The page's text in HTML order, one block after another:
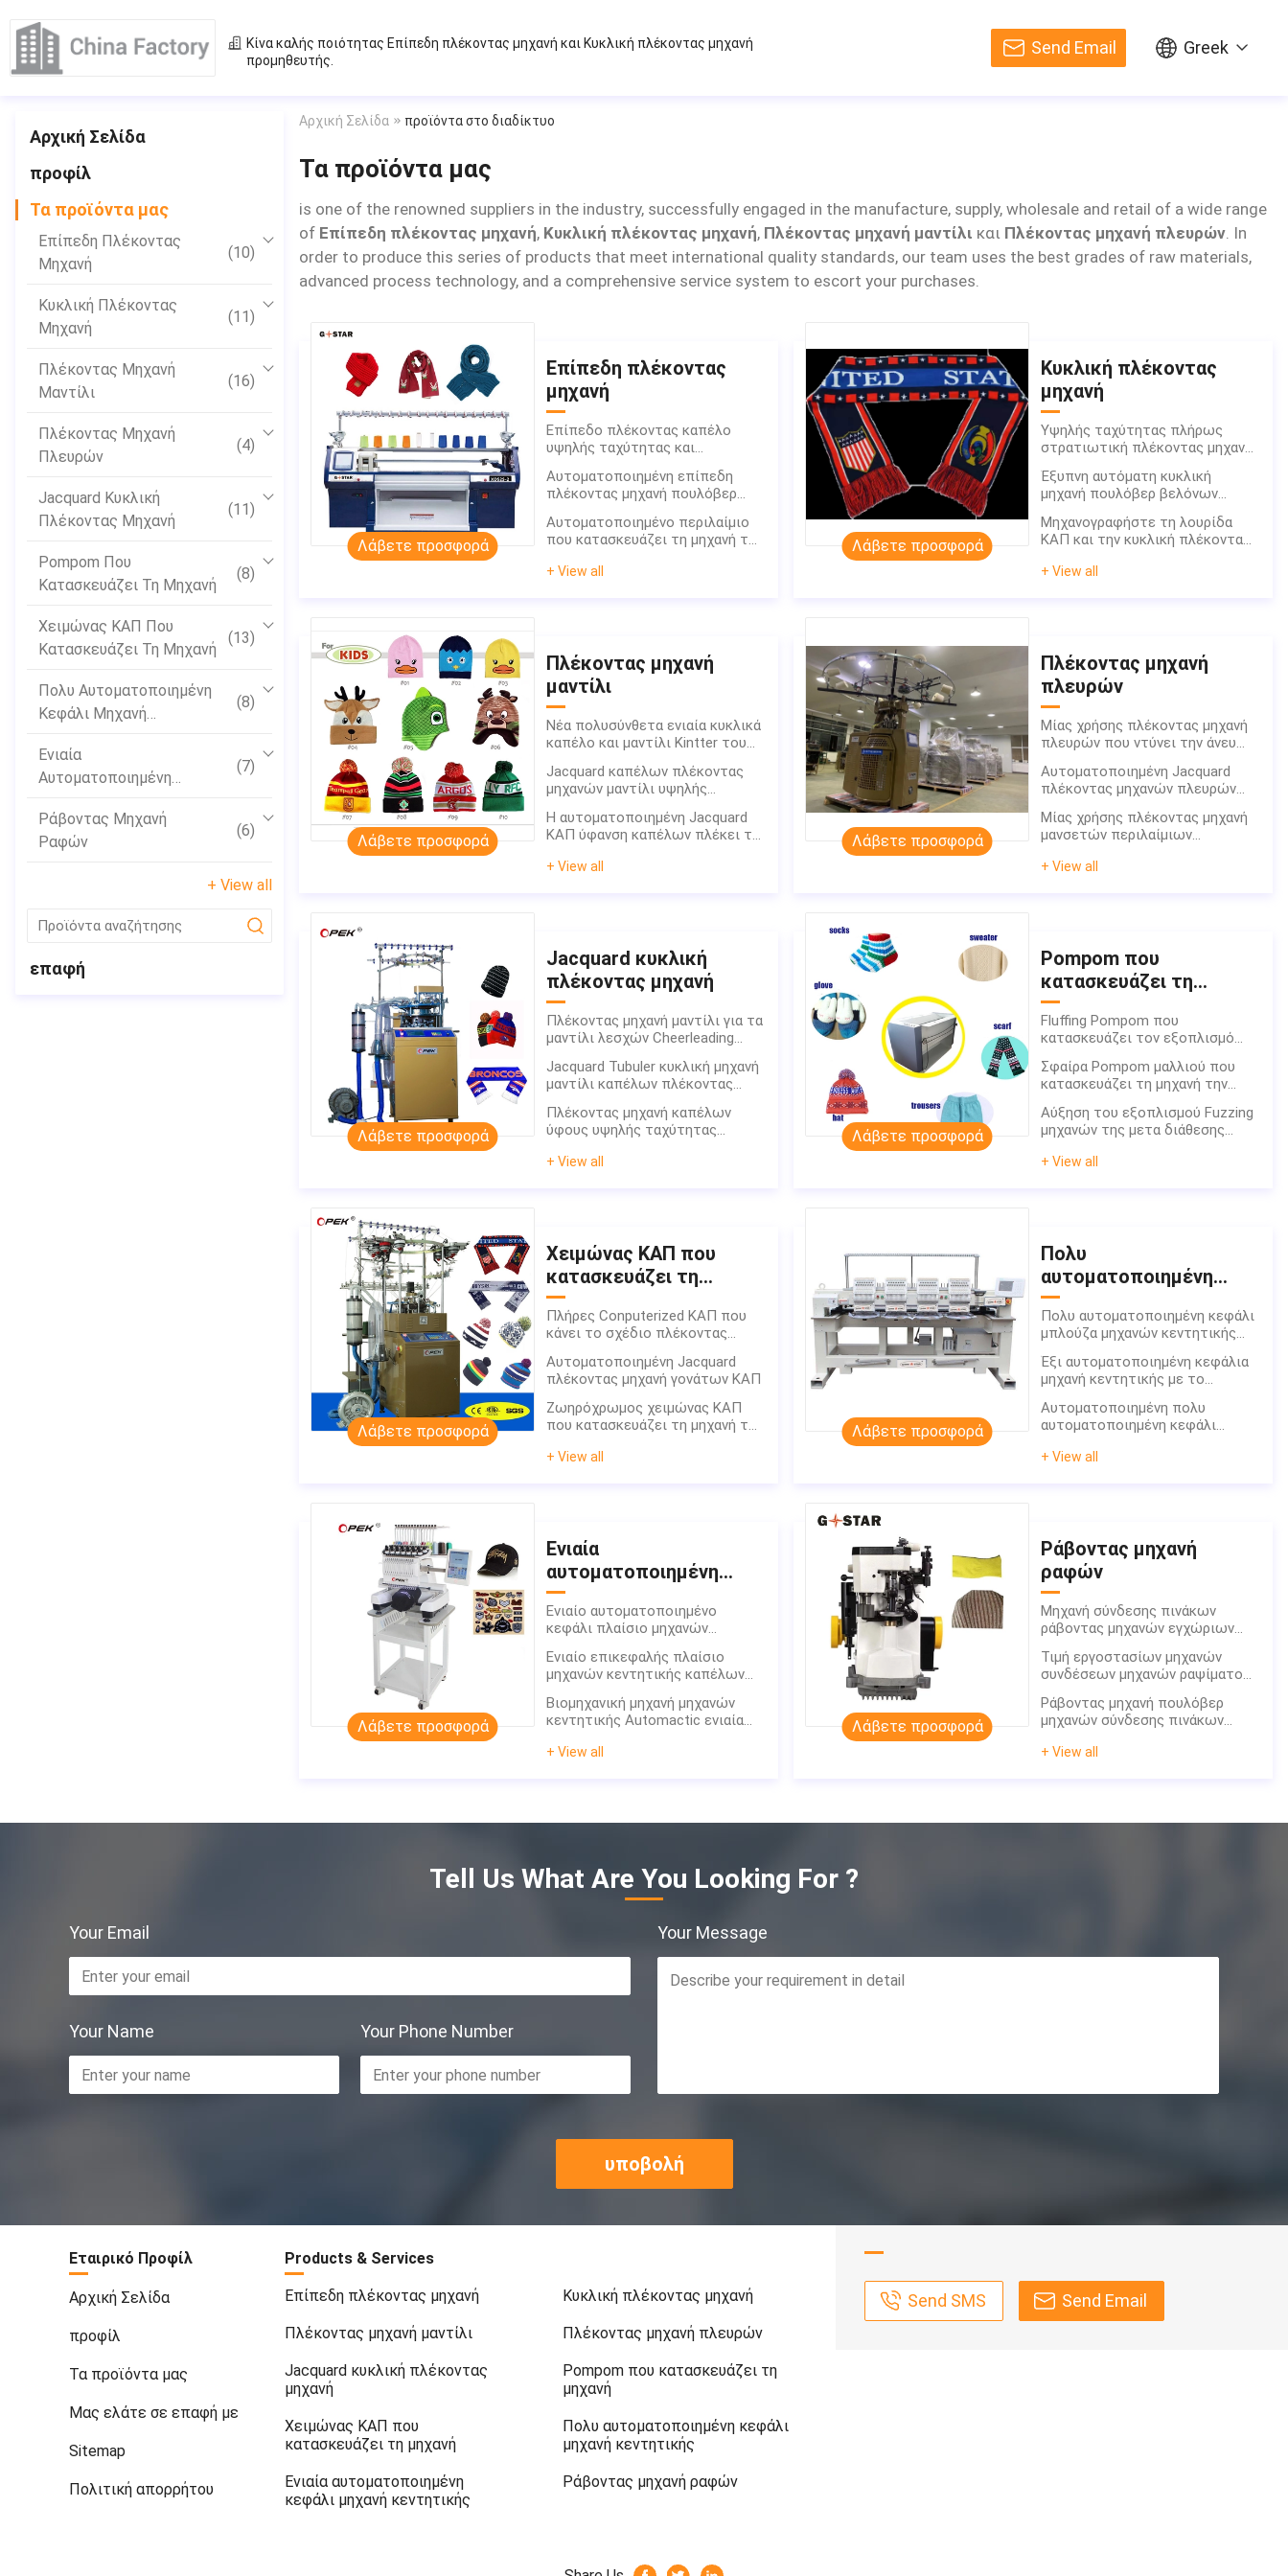
Κίνα καλής ποιότητας Επίπεδη πλέκοντας μηχανή και Κυκλική πλέκοντας μηχανή
προμηθευτής.
Greek
Send Email
Αρχική Σελίδα
προφίλ
Τα προϊόντα μας
Επίπεδη Πλέκοντας
Μηχανή
(10)
Κυκλική Πλέκοντας
Μηχανή
(11)
Πλέκοντας Μηχανή
Μαντίλι
(16)
Πλέκοντας Μηχανή
Πλευρών
(4)
Jacquard Κυκλική
Πλέκοντας Μηχανή
(11)
Pompom Που
Κατασκευάζει Τη Μηχανή
(8)
Χειμώνας ΚΑΠ Που
Κατασκευάζει Τη Μηχανή
(13)
Πολυ Αυτοματοποιημένη
Κεφάλι Μηχανή
(8)
Ενιαία
Αυτοματοποιημένη
Κεντητικής
(7)
Ράβοντας Μηχανή
Ραφών
(6)
+ View all
submit
επαφή
Αρχική Σελίδα προϊόντα στο διαδίκτυο
Τα προϊόντα μας
is one of the renowned suppliers in the industry, successfully engaged in the manufacture, supply, wholesale and retail of a wide range
of Επίπεδη πλέκοντας μηχανή, Κυκλική πλέκοντας μηχανή, Πλέκοντας μηχανή μαντίλι και Πλέκοντας μηχανή πλευρών. In
order to produce this series of products that meet international quality standards, our team uses the best grades of raw materials,
advanced process technology, and a comprehensive service system to escort your purchases.
Επίπεδη πλέκοντας
μηχανή
Επίπεδο πλέκοντας καπέλο
υψηλής ταχύτητας και
Αυτοματοποιημένη επίπεδη
πλέκοντας μηχανή πουλόβερ
Αυτοματοποιημένο περιλαίμιο
που κατασκευάζει τη μηχανή το
+ View all
Λάβετε προσφορά
Κυκλική πλέκοντας
μηχανή
Υψηλής ταχύτητας πλήρως
στρατιωτική πλέκοντας μηχανή
κυκλική
Έξυπνη αυτόματη κυκλική
μηχανή πουλόβερ βελόνων
πλήρως
Μηχανογραφήστε τη λουρίδα
ΚΑΠ και την κυκλική πλέκοντας
+ View all
Λάβετε προσφορά
Πλέκοντας μηχανή
μαντίλι
Νέα πολυσύνθετα ενιαία κυκλικά
καπέλο και μαντίλι Kintter του
Jacquard καπέλων πλέκοντας
μηχανών μαντίλι υψηλής
μηχανή
Η αυτοματοποιημένη Jacquard
ΚΑΠ ύφανση καπέλων πλέκει τη
+ View all
Λάβετε προσφορά
Πλέκοντας μηχανή
πλευρών
Μίας χρήσης πλέκοντας μηχανή
πλευρών που ντύνει την άνευ
Neckline
Αυτοματοποιημένη Jacquard
πλέκοντας μηχανών πλευρών
πλέκοντας μηχανή Mayer
Μίας χρήσης πλέκοντας μηχανή
μανσετών περιλαίμιων
+ View all
Λάβετε προσφορά
Jacquard κυκλική
πλέκοντας μηχανή
Πλέκοντας μηχανή μαντίλι για τα
μαντίλι λεσχών Cheerleading
Jacquard Tubuler κυκλική μηχανή
μαντίλι καπέλων πλέκοντας
Πλέκοντας μηχανή καπέλων
ύφους υψηλής ταχύτητας
+ View all
Λάβετε προσφορά
Pompom που
κατασκευάζει τη
μηχανή
Fluffing Pompom που
κατασκευάζει τον εξοπλισμό
διάθεσης
κλωστοϋφαντουργικών
προϊόντων
Σφαίρα Pompom μαλλιού που
κατασκευάζει τη μηχανή την
Αύξηση του εξοπλισμού Fuzzing
μηχανών της μετα διάθεσης
προϊόντων
+ View all
Λάβετε προσφορά
Χειμώνας ΚΑΠ που
κατασκευάζει τη
μηχανή
Πλήρες Conputerized ΚΑΠ που
κάνει το σχέδιο πλέκοντας
Αυτοματοποιημένη Jacquard
πλέκοντας μηχανή γονάτων ΚΑΠ
Ζωηρόχρωμος χειμώνας ΚΑΠ
που κατασκευάζει τη μηχανή την
πλέκοντας μηχανή καπέλων
+ View all
Λάβετε προσφορά
Πολυ
αυτοματοποιημένη
κεφάλι μηχανή
κεντητικής
Πολυ αυτοματοποιημένη κεφάλι
μπλούζα μηχανών κεντητικής
Έξι αυτοματοποιημένη κεφάλια
μηχανή κεντητικής με το
Αυτοματοποιημένη πολυ
αυτοματοποιημένη κεφάλι
+ View all
Λάβετε προσφορά
Ενιαία
αυτοματοποιημένη
κεφάλι μηχανή
κεντητικής
Ενιαίο αυτοματοποιημένο
κεφάλι πλαίσιο μηχανών
περιοχής
Ενιαίο επικεφαλής πλαίσιο
μηχανών κεντητικής καπέλων
Βιομηχανική μηχανή μηχανών
κεντητικής Automactic ενιαία
+ View all
Λάβετε προσφορά
Ράβοντας μηχανή
ραφών
Μηχανή σύνδεσης πινάκων
ράβοντας μηχανών εγχώριων
Τιμή εργοστασίων μηχανών
συνδέσεων μηχανών ραψίματος
Ράβοντας μηχανή πουλόβερ
μηχανών σύνδεσης πινάκων
+ View all
Λάβετε προσφορά
Tell Us What Are You Looking For ?
Your Email
Your Name Your Phone Number
Your Message
υποβολή
Εταιρικό Προφίλ
Αρχική Σελίδα
προφίλ
Τα προϊόντα μας
Μας ελάτε σε επαφή με
Sitemap
Πολιτική απορρήτου
Products & Services
Επίπεδη πλέκοντας μηχανή Κυκλική πλέκοντας μηχανή
Πλέκοντας μηχανή μαντίλι Πλέκοντας μηχανή πλευρών
Jacquard κυκλική πλέκοντας
μηχανή
Pompom που κατασκευάζει τη
μηχανή
Χειμώνας ΚΑΠ που
κατασκευάζει τη μηχανή
Πολυ αυτοματοποιημένη κεφάλι
μηχανή κεντητικής
Ενιαία αυτοματοποιημένη
κεφάλι μηχανή κεντητικής
Ράβοντας μηχανή ραφών
Send SMS Send Email